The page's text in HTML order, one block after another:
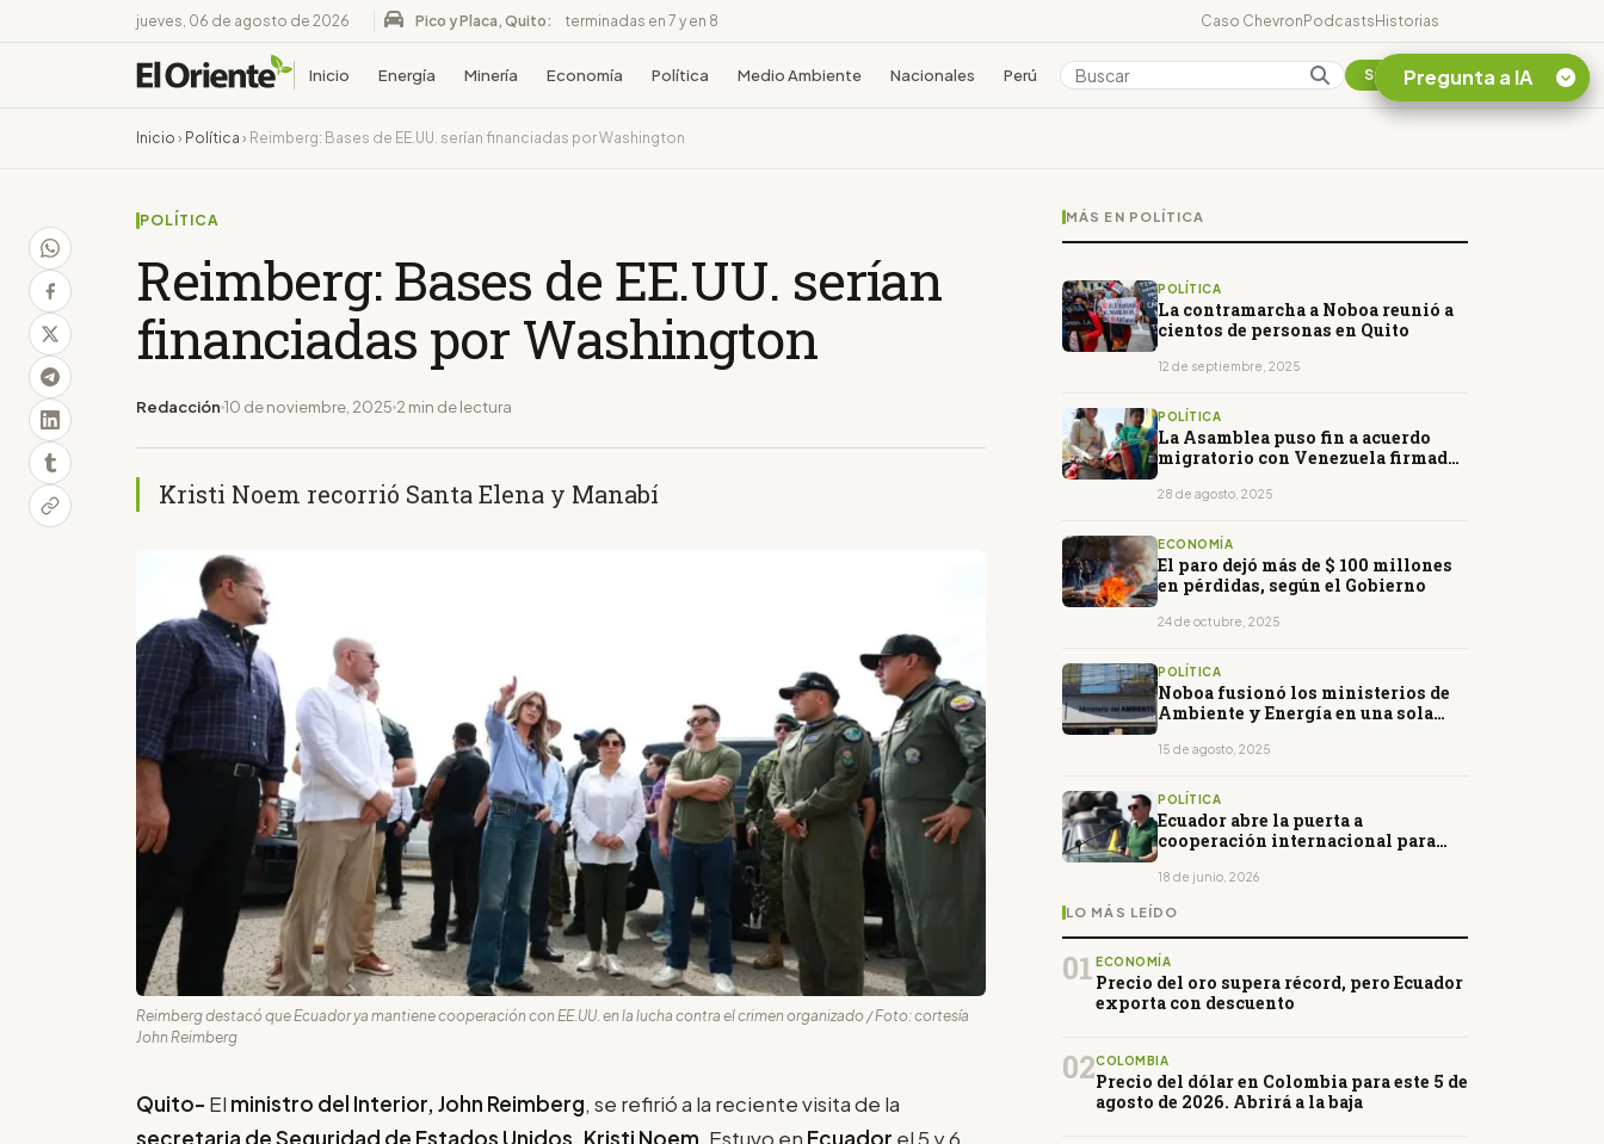
jueves, 06 de agosto de 2026 Pico y Placa, Quito: terminadas en 7 y en 8 Caso ChevronPodcastsHistorias
Inicio Energía Minería Economía Política Medio Ambiente Nacionales Perú Colombia Suscribirse
Inicio › Política › Reimberg: Bases de EE.UU. serían financiadas por Washington
POLÍTICA
Reimberg: Bases de EE.UU. serían
financiadas por Washington
Redacción 10 de noviembre, 2025 2 min de lectura
Kristi Noem recorrió Santa Elena y Manabí
Reimberg destacó que Ecuador ya mantiene cooperación con EE.UU. en la lucha contra el crimen organizado / Foto: cortesía
John Reimberg
Quito- El ministro del Interior, John Reimberg, se refirió a la reciente visita de la
secretaria de Seguridad de Estados Unidos, Kristi Noem. Estuvo en Ecuador el 5 y 6
MÁS EN POLÍTICA
POLÍTICA
La contramarcha a Noboa reunió a
cientos de personas en Quito
12 de septiembre, 2025
POLÍTICA
La Asamblea puso fin a acuerdo
migratorio con Venezuela firmado
28 de agosto, 2025
ECONOMÍA
El paro dejó más de $ 100 millones
en pérdidas, según el Gobierno
24 de octubre, 2025
POLÍTICA
Noboa fusionó los ministerios de
Ambiente y Energía en una sola
15 de agosto, 2025
POLÍTICA
Ecuador abre la puerta a
cooperación internacional para
18 de junio, 2026
LO MÁS LEÍDO
01 ECONOMÍA
Precio del oro supera récord, pero Ecuador
exporta con descuento
02COLOMBIA
Precio del dólar en Colombia para este 5 de
agosto de 2026. Abrirá a la baja
Pregunta a IA